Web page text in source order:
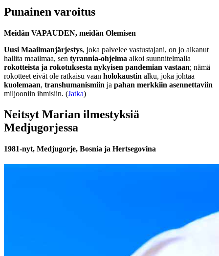
Punainen varoitus
Meidän VAPAUDEN, meidän Olemisen
Uusi Maailmanjärjestys, joka palvelee vastustajani, on jo alkanut
hallita maailmaa, sen tyrannia-ohjelma alkoi suunnitelmalla
rokotteista ja rokotuksesta nykyisen pandemian vastaan; nämä
rokotteet eivät ole ratkaisu vaan holokaustin alku, joka johtaa
kuolemaan, transhumanismiin ja pahan merkkiin asennettaviin
miljooniin ihmisiin. (Jatka)
Neitsyt Marian ilmestyksiä
Medjugorjessa
1981-nyt, Medjugorje, Bosnia ja Hertsegovina